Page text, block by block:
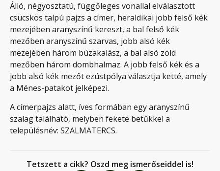
Álló, négyosztatú, függőleges vonallal elválasztott
csücskös talpú pajzs a címer, heraldikai jobb felső kék
mezejében aranyszínű kereszt, a bal felső kék
mezőben aranyszínű szarvas, jobb alsó kék
mezejében három búzakalász, a bal alsó zöld
mezőben három dombhalmaz. A jobb felső kék és a
jobb alsó kék mezőt ezüstpólya választja ketté, amely
a Ménes-patakot jelképezi.
A címerpajzs alatt, íves formában egy aranyszínű
szalag található, melyben fekete betűkkel a
településnév: SZALMATERCS.
Tetszett a cikk? Oszd meg ismerőseiddel is!